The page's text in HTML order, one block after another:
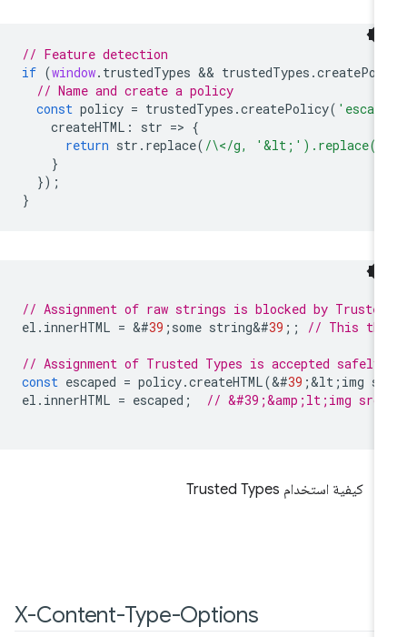
// Feature detection
if (window.trustedTypes && trustedTypes.
// Name and create a policy
const policy = trustedTypes.createPolicy(
createHTML: str =
return str.replace(/\</g, '&lt;').replace(/
// Assignment of raw strings is blocked by
el.innerHTML = & # 39;some string& # 39 ;; // This
// Assignment of Trusted Types is accepted
const escaped = policy.createHTML(& #39;& lt; img
el.innerHTML = escaped ; // &#39;&amp;lt;img
كيفية استخدام Trusted Types
X-Content-Type-Options